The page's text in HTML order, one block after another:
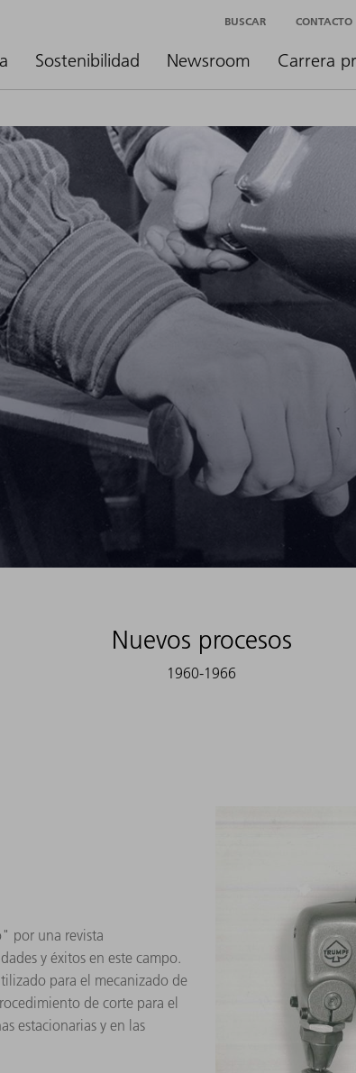
Sostenibilidad Newsroom Carrera
BUSCAR CONTACTO
Nuevos procesos
1960-1966
por una revista
y éxitos en este campo.
para el mecanizado de
de corte para el
estacionarias y en las